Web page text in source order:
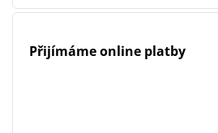
Přijímáme online platby